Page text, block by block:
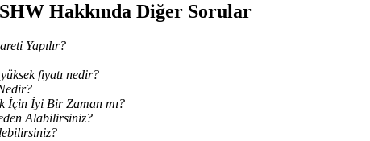
tadını çıkarın
Hakkında Diğer Sorular
Yapılır?
fiyatı nedir?
İçin İyi Bir Zaman mı?
Alabilirsiniz?